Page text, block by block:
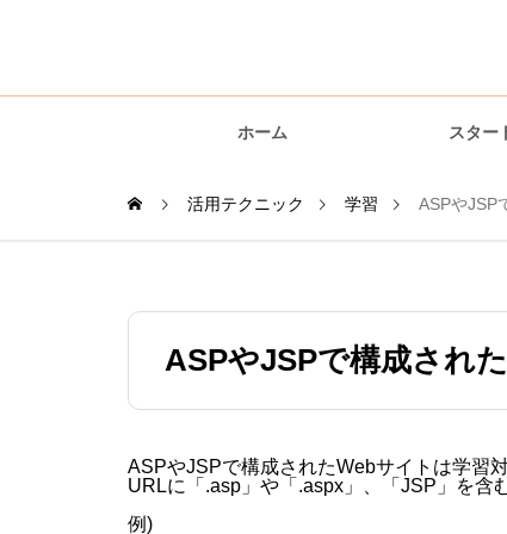
ホーム スター
活用テクニック 学習 ASPやJSP
ASPやJSPで構成され
ASPやJSPで構成されたWebサイトは学習
URLに「.asp」や「.aspx」、「JSP」を含
例)